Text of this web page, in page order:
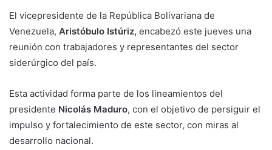
El vicepresidente de la República Bolivariana de
Venezuela, Aristóbulo Istúriz, encabezó este jueves una
reunión con trabajadores y representantes del sector
siderúrgico del país.
Esta actividad forma parte de los lineamientos del
presidente Nicolás Maduro, con el objetivo de persiguir el
impulso y fortalecimiento de este sector, con miras al
desarrollo nacional.